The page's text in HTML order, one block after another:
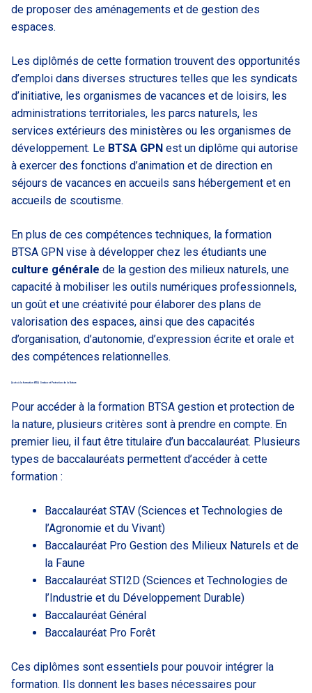
de proposer des aménagements et de gestion des
espaces.
Les diplômés de cette formation trouvent des opportunités
d’emploi dans diverses structures telles que les syndicats
d’initiative, les organismes de vacances et de loisirs, les
administrations territoriales, les parcs naturels, les
services extérieurs des ministères ou les organismes de
développement. Le BTSA GPN est un diplôme qui autorise
à exercer des fonctions d’animation et de direction en
séjours de vacances en accueils sans hébergement et en
accueils de scoutisme.
En plus de ces compétences techniques, la formation
BTSA GPN vise à développer chez les étudiants une
culture générale de la gestion des milieux naturels, une
capacité à mobiliser les outils numériques professionnels,
un goût et une créativité pour élaborer des plans de
valorisation des espaces, ainsi que des capacités
d’organisation, d’autonomie, d’expression écrite et orale et
des compétences relationnelles.
Accès à la formation BTSA Gestion et Protection de la Nature
Pour accéder à la formation BTSA gestion et protection de
la nature, plusieurs critères sont à prendre en compte. En
premier lieu, il faut être titulaire d’un baccalauréat. Plusieurs
types de baccalauréats permettent d’accéder à cette
formation :
Baccalauréat STAV (Sciences et Technologies de
l’Agronomie et du Vivant)
Baccalauréat Pro Gestion des Milieux Naturels et de
la Faune
Baccalauréat STI2D (Sciences et Technologies de
l’Industrie et du Développement Durable)
Baccalauréat Général
Baccalauréat Pro Forêt
Ces diplômes sont essentiels pour pouvoir intégrer la
formation. Ils donnent les bases nécessaires pour